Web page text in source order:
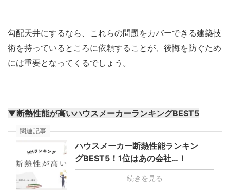
勾配天井にするなら、これらの問題をカバーできる建築技
術を持っているところに依頼することが、後悔を防ぐため
には重要となってくるでしょう。
▼断熱性能が高いハウスメーカーランキングBEST5
関連記事
ハウスメーカー断熱性能ランキン
グBEST5！1位はあの会社…！
続きを見る